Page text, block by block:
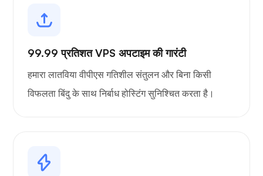
99.99 प्रतिशत VPS अपटाइम की गारंटी
हमारा लातविया वीपीएस गतिशील संतुलन और बिना किसी
विफलता बिंदु के साथ निर्बाध होस्टिंग सुनिश्चित करता है।